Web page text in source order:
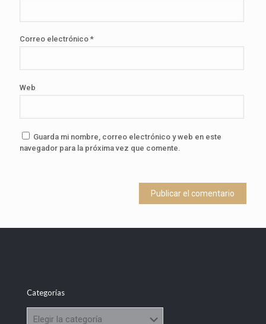
Correo electrónico *
Web
Guarda mi nombre, correo electrónico y web en este
navegador para la próxima vez que comente.
Categorías